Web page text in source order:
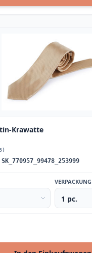
Krawatte
SK_770957_99478_253999
VERPACKUNG